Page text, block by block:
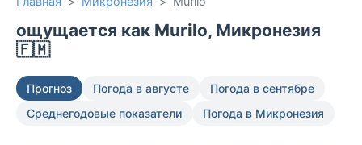
ощущается как Murilo, Микронезия
🇫🇲
Прогноз Погода в августе
Погода в сентябре
Среднегодовые показатели
Погода в Микронезия